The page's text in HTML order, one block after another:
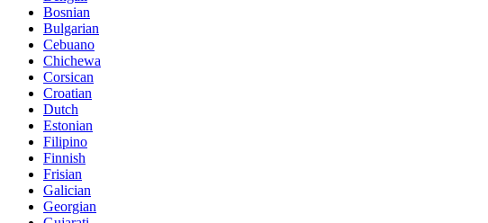
Bosnian
Bulgarian
Cebuano
Chichewa
Corsican
Croatian
Dutch
Estonian
Filipino
Finnish
Frisian
Galician
Georgian